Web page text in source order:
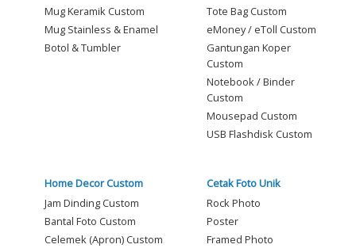
Mug Keramik Custom
Mug Stainless & Enamel
Botol & Tumbler
Tote Bag Custom
eMoney / eToll Custom
Gantungan Koper
Custom
Notebook / Binder
Custom
Mousepad Custom
USB Flashdisk Custom
Home Decor Custom
Jam Dinding Custom
Bantal Foto Custom
Celemek (Apron) Custom
Cetak Foto Unik
Rock Photo
Poster
Framed Photo